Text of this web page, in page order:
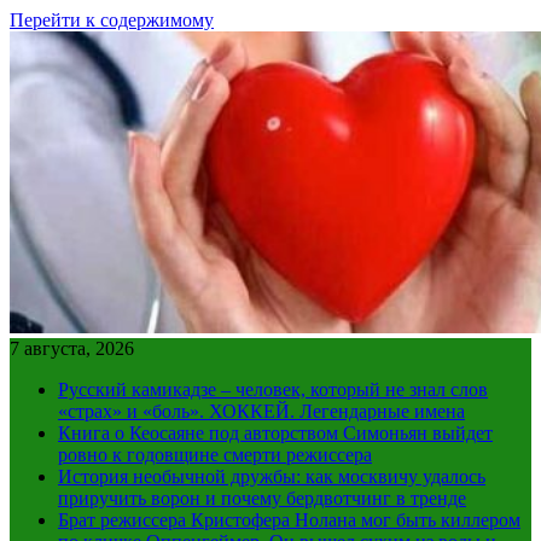
Перейти к содержимому
7 августа, 2026
Русский камикадзе – человек, который не знал слов
«страх» и «боль». ХОККЕЙ. Легендарные имена
Книга о Кеосаяне под авторством Симоньян выйдет
ровно к годовщине смерти режиссера
История необычной дружбы: как москвичу удалось
приручить ворон и почему бердвотчинг в тренде
Брат режиссера Кристофера Нолана мог быть киллером